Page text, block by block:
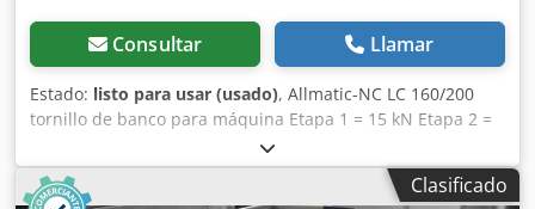
Consultar Llamar
Estado: listo para usar (usado), Allmatic-NC LC 160/200
tornillo de banco para máquina Etapa 1 = 15 kN Etapa 2 =
30 kN Etapa 3 = 45 kN Etapa 4 = 60 kN ¡Célula de medición
de presión no incluida en el volumen de suministro! Puede
concertar una visita para inspeccionar el producto.Clasificado